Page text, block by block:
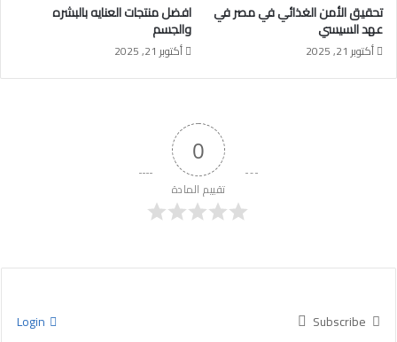
تحقيق الأمن الغذائي في مصر في
عهد السيسي
أكتوبر 21, 2025
افضل منتجات العنايه بالبشره
والجسم
أكتوبر 21, 2025
0
تقييم المادة
Subscribe